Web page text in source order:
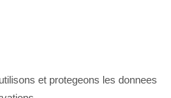
et protegeons les donnees